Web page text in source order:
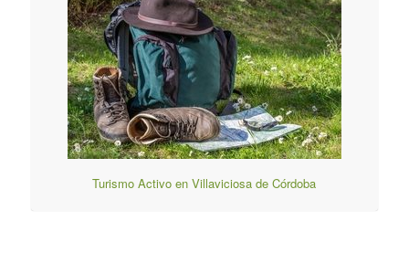
Turismo Activo en Villaviciosa de Córdoba